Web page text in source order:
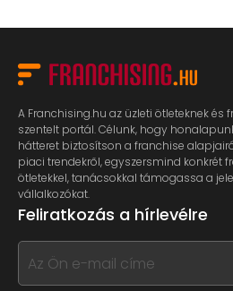
A Franchising.hu az üzleti ötleteknek és
szentelt portál. Célunk, hogy
hátteret biztosítson a franchise
piaci trendekről, egyszersmind konkrét
ötletekkel, tanácsokkal támogassa a
vállalkozókat.
Feliratkozás a hírlevélre
If
you